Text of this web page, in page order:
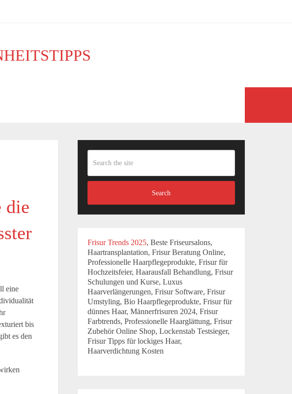
die
eine
bis
es den
Search
Frisur Trends 2025, Beste Friseursalons,
Haartransplantation, Frisur Beratung Online,
Professionelle Haarpflegeprodukte, Frisur für
Hochzeitsfeier, Haarausfall Behandlung, Frisur
Schulungen und Kurse, Luxus
Haarverlängerungen, Frisur Software, Frisur
Umstyling, Bio Haarpflegeprodukte, Frisur für
dünnes Haar, Männerfrisuren 2024, Frisur
Farbtrends, Professionelle Haarglättung, Frisur
Zubehör Online Shop, Lockenstab Testsieger,
Frisur Tipps für lockiges Haar,
Haarverdichtung Kosten